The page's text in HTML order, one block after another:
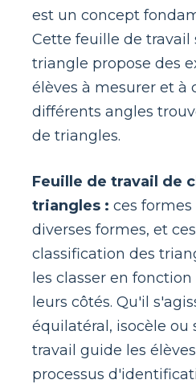
est un concept
Cette feuille de travail
triangle propose des
élèves à mesurer et à
différents angles
de triangles.
Feuille de travail de
triangles : ces
diverses formes, et
classification des
les classer en
leurs côtés. Qu'il
équilatéral, isocèle ou
travail guide les
processus